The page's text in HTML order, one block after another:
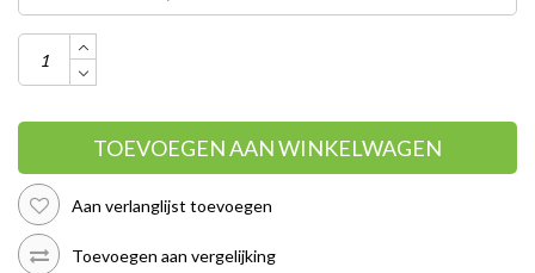
TOEVOEGEN AAN WINKELWAGEN
Aan verlanglijst toevoegen
Toevoegen aan vergelijking